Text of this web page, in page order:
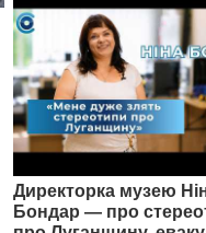
Директорка музею
Бондар — про